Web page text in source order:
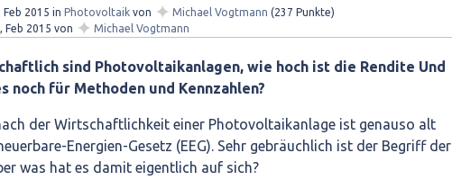
Feb 2015 in Photovoltaik von ✦ Michael Vogtmann (237 Punkte)
Feb 2015 von ✦ Michael Vogtmann
sind Photovoltaikanlagen, wie hoch ist die Rendite Und
noch für Methoden und Kennzahlen?
der Wirtschaftlichkeit einer Photovoltaikanlage ist genauso alt
Energien-Gesetz (EEG). Sehr gebräuchlich ist der Begriff der
was hat es damit eigentlich auf sich?